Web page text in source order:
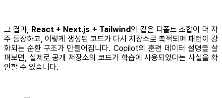
그 결과, React + Next.js + Tailwind와 같은 디폴트 조합이 더 자
주 등장하고, 이렇게 생성된 코드가 다시 저장소로 축적되며 패턴이 강
화되는 순환 구조가 만들어집니다. Copilot의 훈련 데이터 설명을 살
펴보면, 실제로 공개 저장소의 코드가 학습에 사용되었다는 사실을 확
인할 수 있습니다.